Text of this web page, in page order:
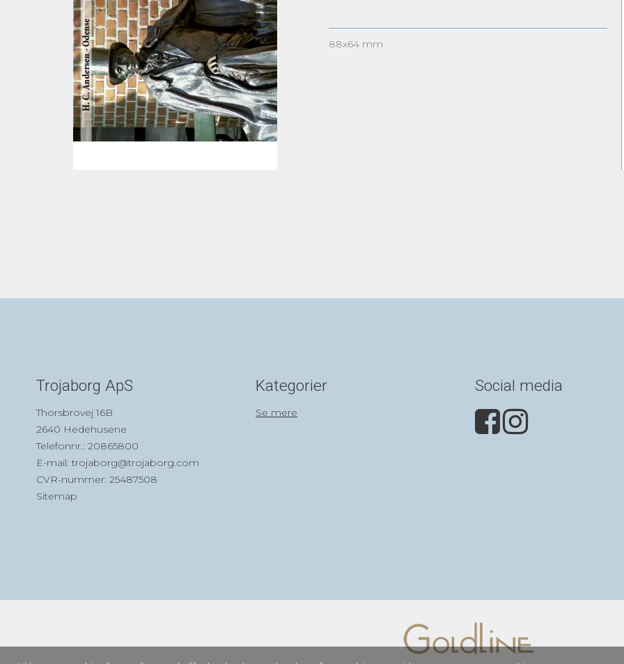
88x64 mm
Trojaborg ApS
Thorsbrovej 16B
2640 Hedehusene
Telefonnr.: 20865800
E-mail: trojaborg@trojaborg.com
CVR-nummer: 25487508
Sitemap
Kategorier
Se mere
Social media